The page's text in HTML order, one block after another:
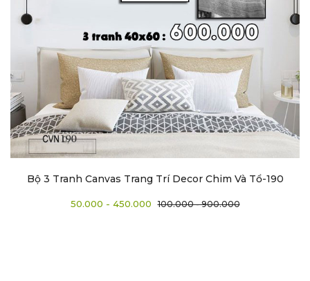
Bộ 3 Tranh Canvas Trang Trí Decor Chim Và Tổ-190
50.000 - 450.000 100.000 - 900.000